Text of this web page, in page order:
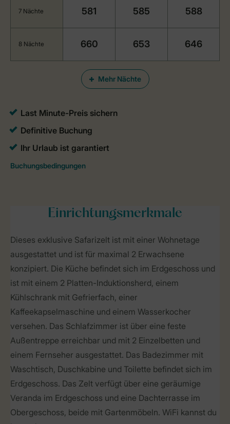
Mehr Nächte
7 Nächte 581 585 588
8 Nächte 660 653 646
Einrichtungsmerkmale
Dieses exklusive Safarizelt ist mit einer Wohnetage
ausgestattet und ist für maximal 2 Erwachsene
konzipiert. Die Küche befindet sich im Erdgeschoss und
ist mit einem 2 Platten-Induktionsherd, einem
Kühlschrank mit Gefrierfach, einer
Kaffeekapselmaschine und einem Wasserkocher
versehen. Das Schlafzimmer ist über eine feste
Außentreppe erreichbar und mit 2 Einzelbetten und
einem Fernseher ausgestattet. Das Badezimmer mit
Waschtisch, Duschkabine und Toilette befindet sich im
Erdgeschoss. Das Zelt verfügt über eine geräumige
Veranda im Erdgeschoss und eine Dachterrasse im
Obergeschoss, beide mit Gartenmöbeln. WiFi kannst du